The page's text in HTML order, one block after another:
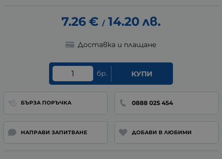
7.26 € / 14.20 лв.
Доставка и плащане
бр. КУПИ
БЪРЗА ПОРЪЧКА 0888 025 454
НАПРАВИ ЗАПИТВАНЕ ДОБАВИ В ЛЮБИМИ